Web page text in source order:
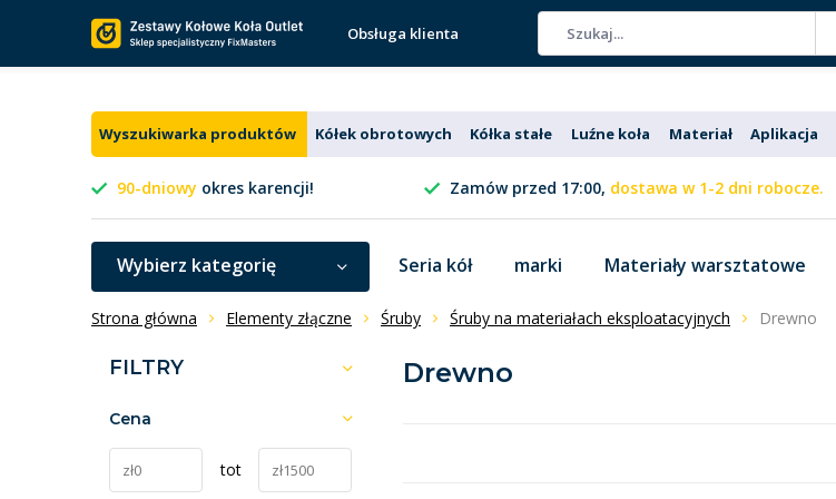
Obsługa klienta
Wyszukiwarka produktów Kółek obrotowych Kółka stałe Luźne koła Materiał Aplikacja
90-dniowy okres karencji! Zamów przed 17:00, dostawa w 1-2 dni robocze.
Wybierz kategorię Seria kół marki Materiały warsztatowe
Strona główna Elementy złączne Śruby Śruby na materiałach eksploatacyjnych Drewno
Drewno
FILTRY
Cena
tot